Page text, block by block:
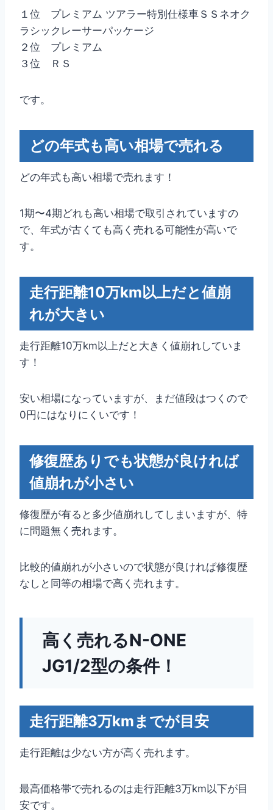
１位 プレミアム ツアラー特別仕様車ＳＳネオク
ラシックレーサーパッケージ
２位 プレミアム
３位 ＲＳ
です。
どの年式も高い相場で売れる
どの年式も高い相場で売れます！
1期〜4期どれも高い相場で取引されていますの
で、年式が古くても高く売れる可能性が高いで
す。
走行距離10万km以上だと値崩
れが大きい
走行距離10万km以上だと大きく値崩れしていま
す！
安い相場になっていますが、まだ値段はつくので
0円にはなりにくいです！
修復歴ありでも状態が良ければ
値崩れが小さい
修復歴が有ると多少値崩れしてしまいますが、特
に問題無く売れます。
比較的値崩れが小さいので状態が良ければ修復歴
なしと同等の相場で高く売れます。
高く売れるN-ONE
JG1/2型の条件！
走行距離3万kmまでが目安
走行距離は少ない方が高く売れます。
最高価格帯で売れるのは走行距離3万km以下が目
安です。